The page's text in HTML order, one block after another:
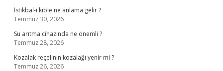
İstikbal-i kıble ne anlama gelir ?
Temmuz 30, 2026
Su arıtma cihazında ne önemli ?
Temmuz 28, 2026
Kozalak reçelinin kozalağı yenir mi ?
Temmuz 26, 2026